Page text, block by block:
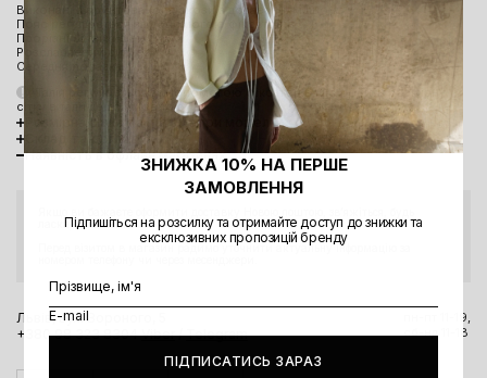
Виконані з принтованої віскози з додаванням льону
Пояс регулюється за допомогою фіксаторів
Прорізні бічні кишені
Розслаблений силует
Середня посадка
Талія регулюється за допомогою фіксаторів, що робить розмірну
сітку в талії дещо умовною.
Розмірна сітка та параметри моделі
Склад та догляд
Наявність в офлайн магазинах
ласка, з магазином.
Перед візитом в магазин радимо уточнити актуальну інформацію за
Львів, вул. Вороного, 5
+380 98 323 8304 Viber / Telegram
пн-пт 11-19,
сб-нд 11-18
ЗНИЖКА 10% НА ПЕРШЕ
ЗАМОВЛЕННЯ
Підпишіться на розсилку та отримайте доступ до знижки та
ексклюзивних пропозицій бренду
ПІДПИСАТИСЬ ЗАРАЗ